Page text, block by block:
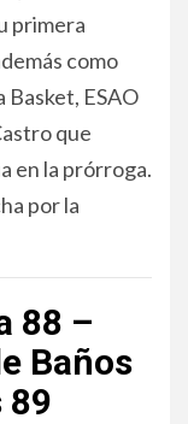
primera
como
ESAO
que
en la prórroga.
por la
88 –
Baños
89